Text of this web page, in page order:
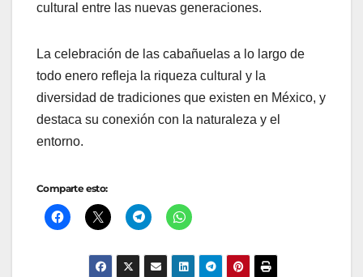
cultural entre las nuevas generaciones.
La celebración de las cabañuelas a lo largo de
todo enero refleja la riqueza cultural y la
diversidad de tradiciones que existen en México, y
destaca su conexión con la naturaleza y el
entorno.
Comparte esto: